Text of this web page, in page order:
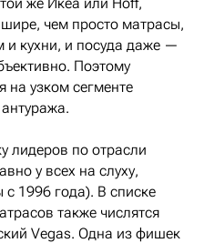
чем просто матрасы,
и кухни, и посуда даже —
Поэтому
на узком сегменте
лидеров по отрасли
у всех на слуху,
с 1996 года). В списке
также числятся
Vegas. Одна из фишек